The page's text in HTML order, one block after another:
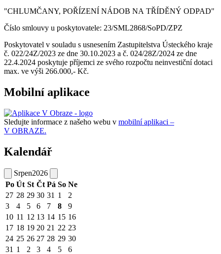
"CHLUMČANY, POŘÍZENÍ NÁDOB NA TŘÍDĚNÝ ODPAD"
Číslo smlouvy u poskytovatele: 23/SML2868/SoPD/ZPZ
Poskytovatel v souladu s usnesením Zastupitelstva Ústeckého kraje
č. 022/24Z/2023 ze dne 30.10.2023 a č. 024/28Z/2024 ze dne
22.4.2024 poskytuje příjemci ze svého rozpočtu neinvestiční dotaci
max. ve výši 266.000,- Kč.
Mobilní aplikace
Sledujte informace z našeho webu v mobilní aplikaci –
V OBRAZE.
Kalendář
Srpen2026
Po Út St Čt Pá So Ne
27 28 29 30 31 1
2
3
4 5 6 7 8
9
10 11 12 13 14 15 16
17 18 19 20 21 22 23
24 25 26 27 28 29 30
31 1 2 3 4 5 6